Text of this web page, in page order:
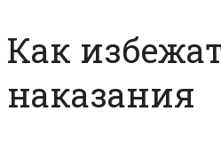
Как
наказания